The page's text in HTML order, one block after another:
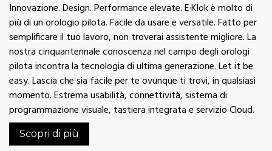
Innovazione. Design. Performance elevate. E·Klok è molto di
più di un orologio pilota. Facile da usare e versatile. Fatto per
semplificare il tuo lavoro, non troverai assistente migliore. La
nostra cinquantennale conoscenza nel campo degli orologi
pilota incontra la tecnologia di ultima generazione. Let it be
easy. Lascia che sia facile per te ovunque ti trovi, in qualsiasi
momento. Estrema usabilità, connettività, sistema di
programmazione visuale, tastiera integrata e servizio Cloud.
Scopri di più